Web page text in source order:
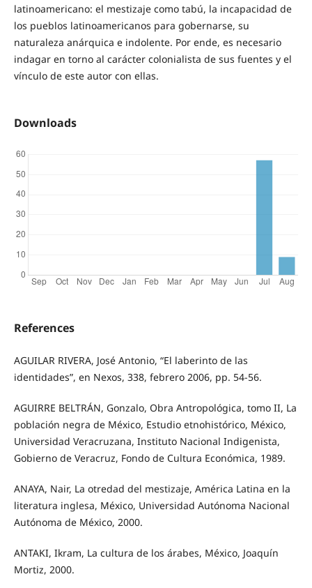
latinoamericano: el mestizaje como tabú, la incapacidad de
los pueblos latinoamericanos para gobernarse, su
naturaleza anárquica e indolente. Por ende, es necesario
indagar en torno al carácter colonialista de sus fuentes y el
vínculo de este autor con ellas.
Downloads
References
AGUILAR RIVERA, José Antonio, “El laberinto de las
identidades”, en Nexos, 338, febrero 2006, pp. 54-56.
AGUIRRE BELTRÁN, Gonzalo, Obra Antropológica, tomo II, La
población negra de México, Estudio etnohistórico, México,
Universidad Veracruzana, Instituto Nacional Indigenista,
Gobierno de Veracruz, Fondo de Cultura Económica, 1989.
ANAYA, Nair, La otredad del mestizaje, América Latina en la
literatura inglesa, México, Universidad Autónoma Nacional
Autónoma de México, 2000.
ANTAKI, Ikram, La cultura de los árabes, México, Joaquín
Mortiz, 2000.